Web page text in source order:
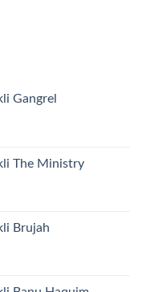
Gangrel
The Ministry
Brujah